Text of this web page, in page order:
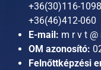
+36(30)116-1098
+36(46)412-060
E-mail: m r v t
OM azonosító:
Felnőttképzési